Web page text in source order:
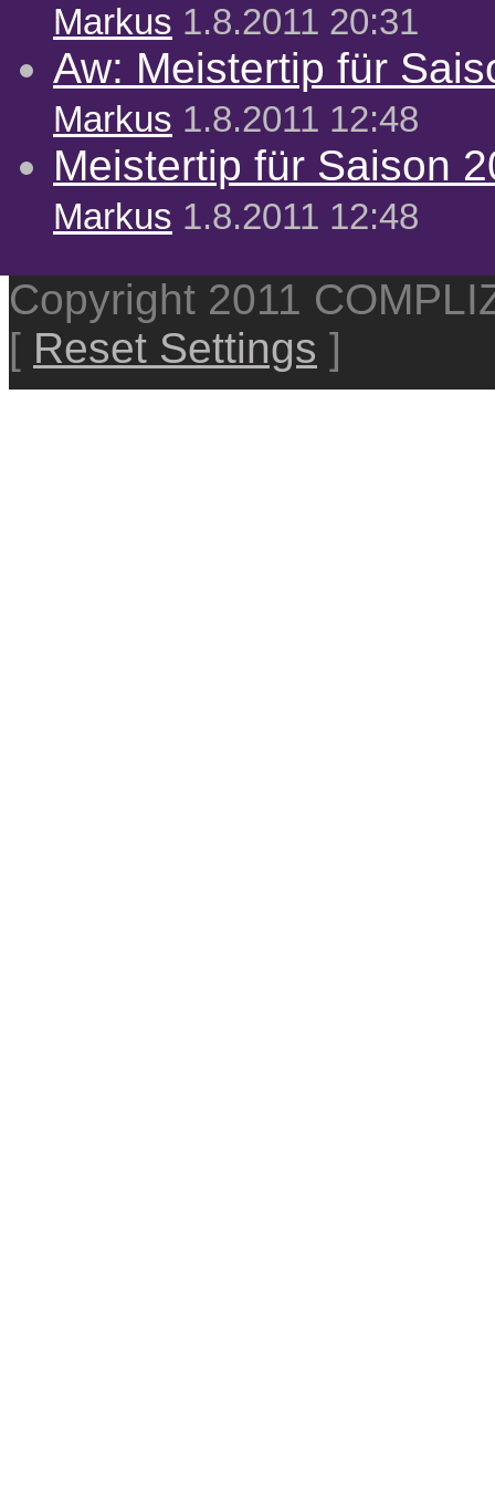
Markus 1.8.2011 20:31
Aw: Meistertip für
Markus 1.8.2011 12:48
Meistertip für Saison
Markus 1.8.2011 12:48
Copyright 2011
[ Reset Settings ]